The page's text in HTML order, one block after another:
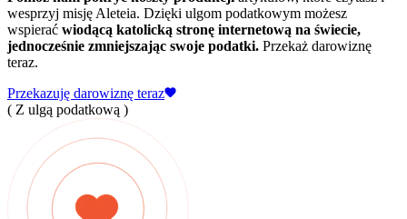
wesprzyj misję Aleteia. Dzięki ulgom podatkowym możesz
wspierać wiodącą katolicką stronę internetową na świecie,
jednocześnie zmniejszając swoje podatki. Przekaż darowiznę
teraz.
Przekazuję darowiznę teraz
( Z ulgą podatkową )